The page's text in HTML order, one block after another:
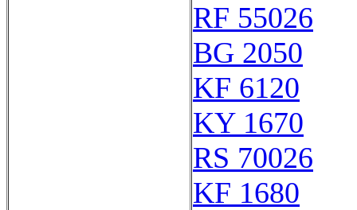
RF 55026
BG 2050
KF 6120
KY 1670
RS 70026
KF 1680